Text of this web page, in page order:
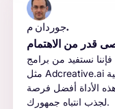
جوردان م.
قدر من الاهتمام
نستفيد من برامج
مثل Adcreative.ai للمساعدة في نشر حملات إعلانية ديناميكية
الأداة أفضل فرصة
لجذب انتباه جمهورك.